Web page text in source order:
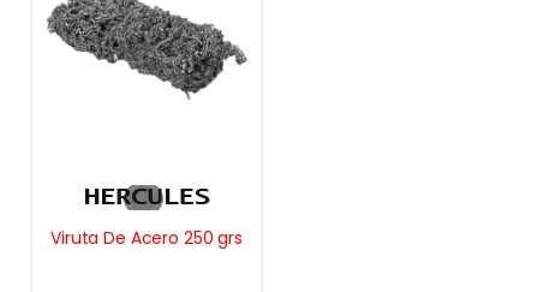
Viruta De Acero 250 grs